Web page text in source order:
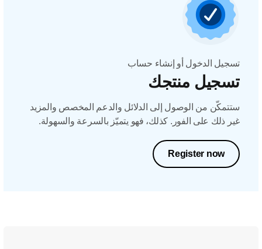
تسجيل الدخول أو إنشاء حساب
تسجيل منتجك
ستتمكّن من الوصول إلى الدلائل والدعم المخصص والمزيد
غير ذلك على الفور. كذلك، فهو يتميّز بالسرعة والسهولة.
Register now